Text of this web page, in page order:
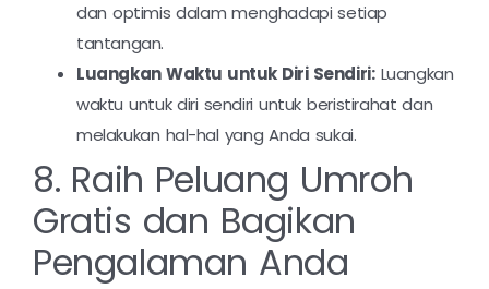
dan optimis dalam menghadapi setiap
tantangan.
Luangkan Waktu untuk Diri Sendiri:Luangkan
waktu untuk diri sendiri untuk beristirahat dan
melakukan hal-hal yang Anda sukai.
8. Raih Peluang Umroh
Gratis dan Bagikan
Pengalaman Anda